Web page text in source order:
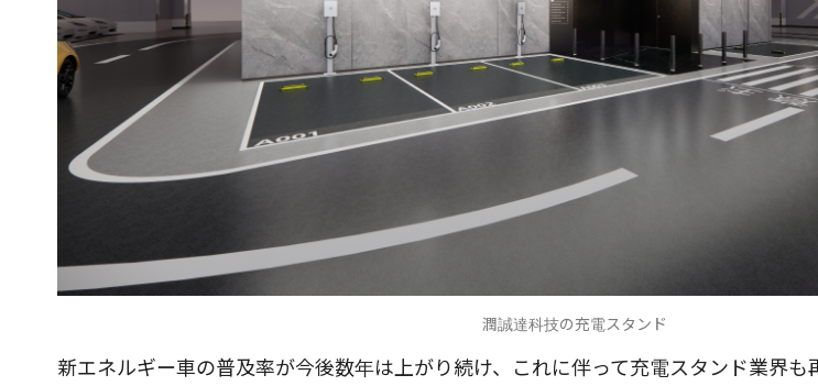
潤誠達科技の充電スタンド
新エネルギー車の普及率が今後数年は上がり続け、これに伴って充電スタンド業界